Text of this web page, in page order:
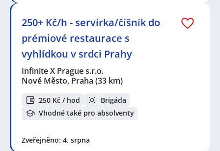
250+ Kč/h - servírka/číšník do
prémiové restaurace s
vyhlídkou v srdci Prahy
Infinite X Prague s.r.o.
Nové Město, Praha (33 km)
250 Kč / hod
Brigáda
Vhodné také pro absolventy
Zveřejněno: 4. srpna